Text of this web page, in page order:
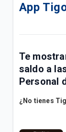
¿Cómo
¿Qué es
¿Cuáles son
billetera?
App
Te
saldo a
Personal
¿No tienes